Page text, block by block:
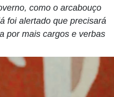
como o arcabouço
foi alertado que precisará
por mais cargos e verbas